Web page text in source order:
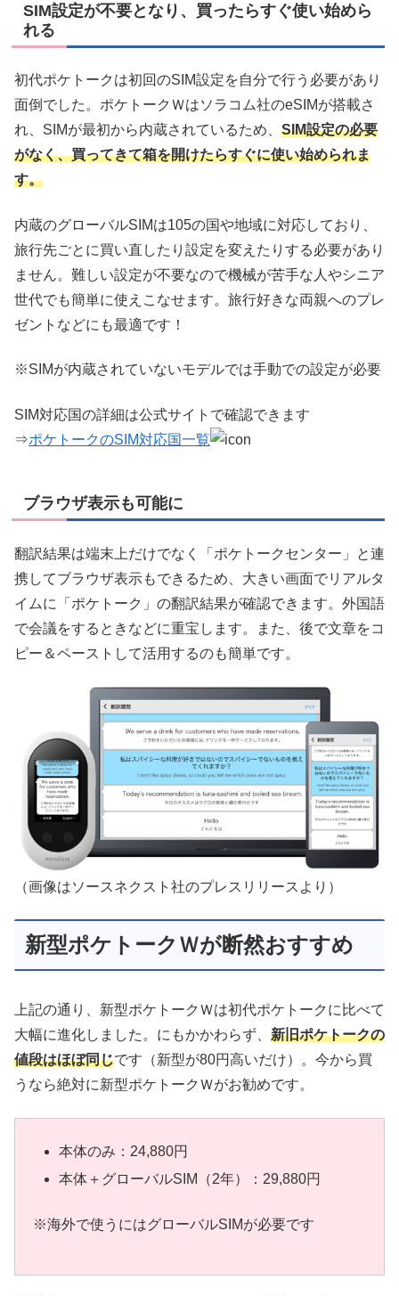
SIM設定が不要となり、買ったらすぐ使い始めら
れる
初代ポケトークは初回のSIM設定を自分で行う必要があり
面倒でした。ポケトークＷはソラコム社のeSIMが搭載さ
れ、SIMが最初から内蔵されているため、 SIM設定の必要
がなく、買ってきて箱を開けたらすぐに使い始められま
す。
内蔵のグローバルSIMは105の国や地域に対応しており、
旅行先ごとに買い直したり設定を変えたりする必要があり
ません。難しい設定が不要なので機械が苦手な人やシニア
世代でも簡単に使えこなせます。旅行好きな両親へのプレ
ゼントなどにも最適です！
※SIMが内蔵されていないモデルでは手動での設定が必要
SIM対応国の詳細は公式サイトで確認できます
⇒ポケトークのSIM対応国一覧
ブラウザ表示も可能に
翻訳結果は端末上だけでなく「ポケトークセンター」と連
携してブラウザ表示もできるため、大きい画面でリアルタ
イムに「ポケトーク」の翻訳結果が確認できます。外国語
で会議をするときなどに重宝します。また、後で文章をコ
ピー＆ペーストして活用するのも簡単です。
（画像はソースネクスト社のプレスリリースより）
新型ポケトークＷが断然おすすめ
上記の通り、新型ポケトークＷは初代ポケトークに比べて
大幅に進化しました。にもかかわらず、 新旧ポケトークの
値段はほぼ同じです（新型が80円高いだけ）。今から買
うなら絶対に新型ポケトークＷがお勧めです。
本体のみ：24,880円
本体＋グローバルSIM（2年）：29,880円
※海外で使うにはグローバルSIMが必要です